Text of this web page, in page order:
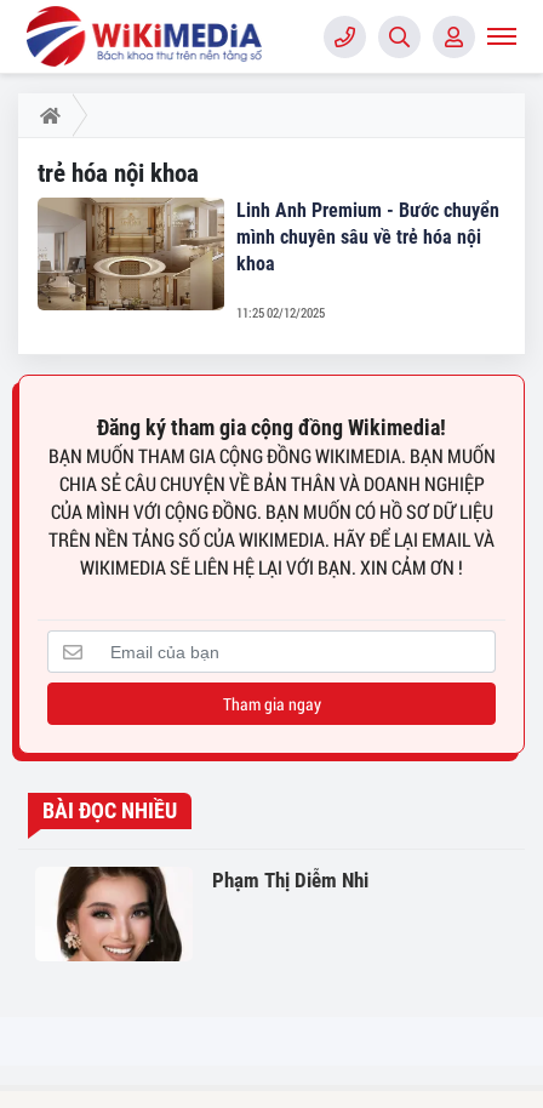
trẻ hóa nội khoa
Linh Anh Premium - Bước chuyển
mình chuyên sâu về trẻ hóa nội
khoa
11:25 02/12/2025
Đăng ký tham gia cộng đồng Wikimedia!
BẠN MUỐN THAM GIA CỘNG ĐỒNG WIKIMEDIA. BẠN MUỐN
CHIA SẺ CÂU CHUYỆN VỀ BẢN THÂN VÀ DOANH NGHIỆP
CỦA MÌNH VỚI CỘNG ĐỒNG. BẠN MUỐN CÓ HỒ SƠ DỮ LIỆU
TRÊN NỀN TẢNG SỐ CỦA WIKIMEDIA. HÃY ĐỂ LẠI EMAIL VÀ
WIKIMEDIA SẼ LIÊN HỆ LẠI VỚI BẠN. XIN CẢM ƠN !
Tham gia ngay
BÀI ĐỌC NHIỀU
Phạm Thị Diễm Nhi